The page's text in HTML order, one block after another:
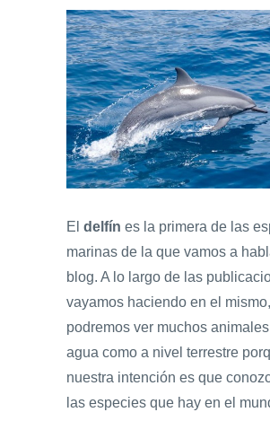
El delfín es la primera de las
marinas de la que vamos a
blog. A lo largo de las
vayamos haciendo en el mismo,
podremos ver muchos
agua como a nivel terrestre
nuestra intención es que
las especies que hay en el